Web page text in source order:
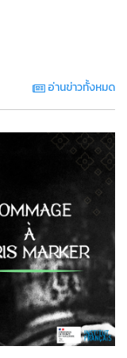
อ่านข่าวทั้งหมด